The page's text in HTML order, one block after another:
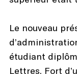
Le nouveau
étudiant
Lettres. Fort